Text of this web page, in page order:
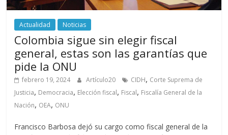
Actualidad Noticias
Colombia sigue sin elegir fiscal
general, estas son las garantías que
pide la ONU
febrero 19, 2024 Artículo20 CIDH, Corte Suprema de
Justicia, Democracia, Elección fiscal, Fiscal, Fiscalía General de la
Nación, OEA, ONU
Francisco Barbosa dejó su cargo como fiscal general de la